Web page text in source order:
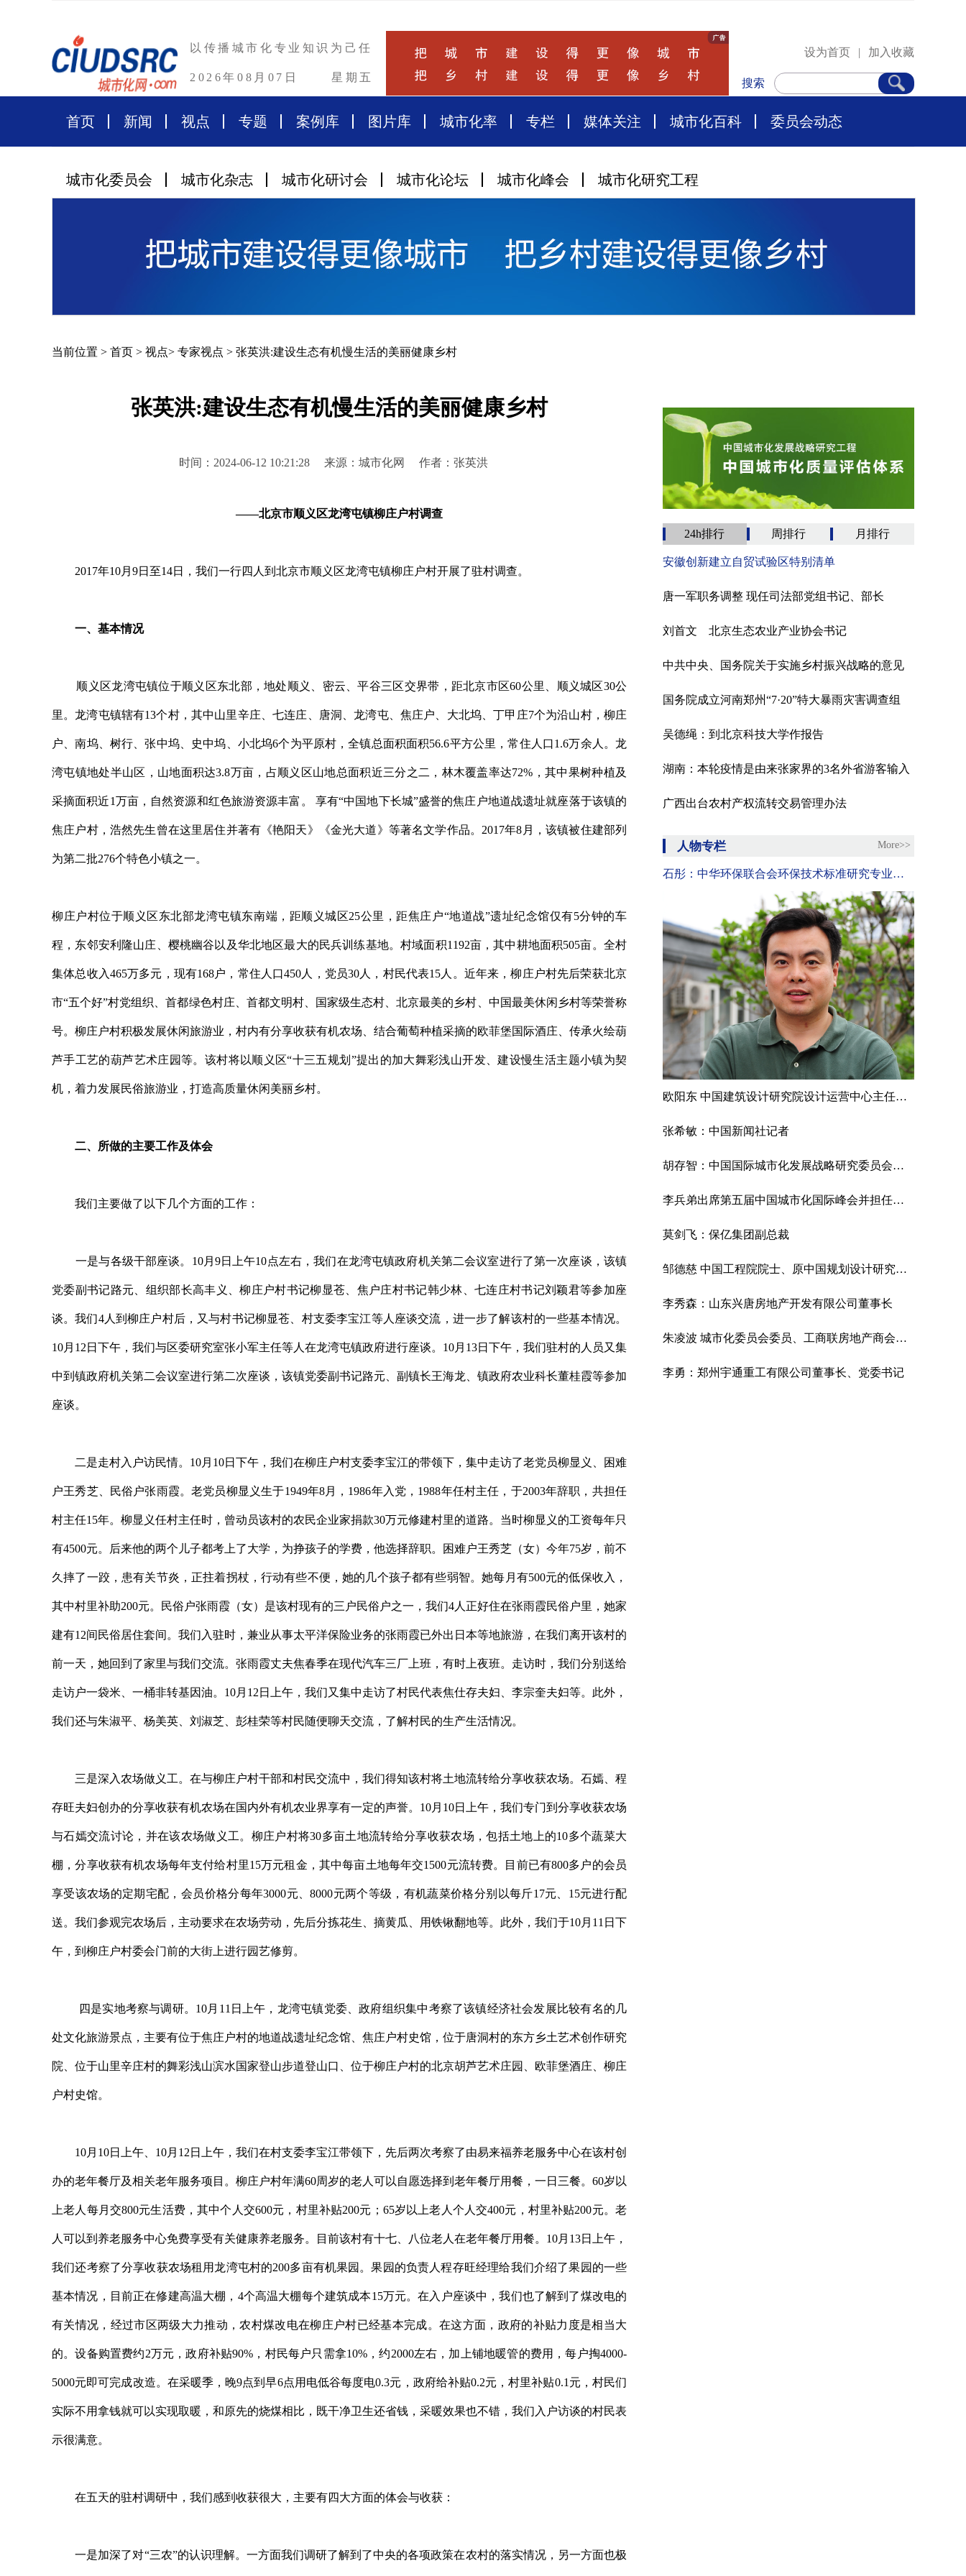
以传播城市化专业知识为己任
2026年08月07日 星期五
设为首页 | 加入收藏
搜索
首页 新闻 视点 专题 案例库 图片库 城市化率 专栏 媒体关注 城市化百科 委员会动态
城市化委员会 城市化杂志 城市化研讨会 城市化论坛 城市化峰会 城市化研究工程
当前位置 > 首页 > 视点> 专家视点 > 张英洪:建设生态有机慢生活的美丽健康乡村
张英洪:建设生态有机慢生活的美丽健康乡村
时间：2024-06-12 10:21:28 来源：城市化网 作者：张英洪
——北京市顺义区龙湾屯镇柳庄户村调查
2017年10月9日至14日，我们一行四人到北京市顺义区龙湾屯镇柳庄户村开展了驻村调查。
一、基本情况
顺义区龙湾屯镇位于顺义区东北部，地处顺义、密云、平谷三区交界带，距北京市区60公里、顺义城区30公
里。龙湾屯镇辖有13个村，其中山里辛庄、七连庄、唐洞、龙湾屯、焦庄户、大北坞、丁甲庄7个为沿山村，柳庄
户、南坞、树行、张中坞、史中坞、小北坞6个为平原村，全镇总面积面积56.6平方公里，常住人口1.6万余人。龙
湾屯镇地处半山区，山地面积达3.8万亩，占顺义区山地总面积近三分之二，林木覆盖率达72%，其中果树种植及
采摘面积近1万亩，自然资源和红色旅游资源丰富。 享有“中国地下长城”盛誉的焦庄户地道战遗址就座落于该镇的
焦庄户村，浩然先生曾在这里居住并著有《艳阳天》《金光大道》等著名文学作品。2017年8月，该镇被住建部列
为第二批276个特色小镇之一。
柳庄户村位于顺义区东北部龙湾屯镇东南端，距顺义城区25公里，距焦庄户“地道战”遗址纪念馆仅有5分钟的车
程，东邻安利隆山庄、樱桃幽谷以及华北地区最大的民兵训练基地。村域面积1192亩，其中耕地面积505亩。全村
集体总收入465万多元，现有168户，常住人口450人，党员30人，村民代表15人。近年来，柳庄户村先后荣获北京
市“五个好”村党组织、首都绿色村庄、首都文明村、国家级生态村、北京最美的乡村、中国最美休闲乡村等荣誉称
号。柳庄户村积极发展休闲旅游业，村内有分享收获有机农场、结合葡萄种植采摘的欧菲堡国际酒庄、传承火绘葫
芦手工艺的葫芦艺术庄园等。该村将以顺义区“十三五规划”提出的加大舞彩浅山开发、建设慢生活主题小镇为契
机，着力发展民俗旅游业，打造高质量休闲美丽乡村。
二、所做的主要工作及体会
我们主要做了以下几个方面的工作：
一是与各级干部座谈。10月9日上午10点左右，我们在龙湾屯镇政府机关第二会议室进行了第一次座谈，该镇
党委副书记路元、组织部长高丰义、柳庄户村书记柳显苍、焦户庄村书记韩少林、七连庄村书记刘颖君等参加座
谈。我们4人到柳庄户村后，又与村书记柳显苍、村支委李宝江等人座谈交流，进一步了解该村的一些基本情况。
10月12日下午，我们与区委研究室张小军主任等人在龙湾屯镇政府进行座谈。10月13日下午，我们驻村的人员又集
中到镇政府机关第二会议室进行第二次座谈，该镇党委副书记路元、副镇长王海龙、镇政府农业科长董桂霞等参加
座谈。
二是走村入户访民情。10月10日下午，我们在柳庄户村支委李宝江的带领下，集中走访了老党员柳显义、困难
户王秀芝、民俗户张雨霞。老党员柳显义生于1949年8月，1986年入党，1988年任村主任，于2003年辞职，共担任
村主任15年。柳显义任村主任时，曾动员该村的农民企业家捐款30万元修建村里的道路。当时柳显义的工资每年只
有4500元。后来他的两个儿子都考上了大学，为挣孩子的学费，他选择辞职。困难户王秀芝（女）今年75岁，前不
久摔了一跤，患有关节炎，正拄着拐杖，行动有些不便，她的几个孩子都有些弱智。她每月有500元的低保收入，
其中村里补助200元。民俗户张雨霞（女）是该村现有的三户民俗户之一，我们4人正好住在张雨霞民俗户里，她家
建有12间民俗居住套间。我们入驻时，兼业从事太平洋保险业务的张雨霞已外出日本等地旅游，在我们离开该村的
前一天，她回到了家里与我们交流。张雨霞丈夫焦春季在现代汽车三厂上班，有时上夜班。走访时，我们分别送给
走访户一袋米、一桶非转基因油。10月12日上午，我们又集中走访了村民代表焦仕存夫妇、李宗奎夫妇等。此外，
我们还与朱淑平、杨美英、刘淑芝、彭桂荣等村民随便聊天交流，了解村民的生产生活情况。
三是深入农场做义工。在与柳庄户村干部和村民交流中，我们得知该村将土地流转给分享收获农场。石嫣、程
存旺夫妇创办的分享收获有机农场在国内外有机农业界享有一定的声誉。10月10日上午，我们专门到分享收获农场
与石嫣交流讨论，并在该农场做义工。柳庄户村将30多亩土地流转给分享收获农场，包括土地上的10多个蔬菜大
棚，分享收获有机农场每年支付给村里15万元租金，其中每亩土地每年交1500元流转费。目前已有800多户的会员
享受该农场的定期宅配，会员价格分每年3000元、8000元两个等级，有机蔬菜价格分别以每斤17元、15元进行配
送。我们参观完农场后，主动要求在农场劳动，先后分拣花生、摘黄瓜、用铁锹翻地等。此外，我们于10月11日下
午，到柳庄户村委会门前的大街上进行园艺修剪。
四是实地考察与调研。10月11日上午，龙湾屯镇党委、政府组织集中考察了该镇经济社会发展比较有名的几
处文化旅游景点，主要有位于焦庄户村的地道战遗址纪念馆、焦庄户村史馆，位于唐洞村的东方乡土艺术创作研究
院、位于山里辛庄村的舞彩浅山滨水国家登山步道登山口、位于柳庄户村的北京胡芦艺术庄园、欧菲堡酒庄、柳庄
户村史馆。
10月10日上午、10月12日上午，我们在村支委李宝江带领下，先后两次考察了由易来福养老服务中心在该村创
办的老年餐厅及相关老年服务项目。柳庄户村年满60周岁的老人可以自愿选择到老年餐厅用餐，一日三餐。60岁以
上老人每月交800元生活费，其中个人交600元，村里补贴200元；65岁以上老人个人交400元，村里补贴200元。老
人可以到养老服务中心免费享受有关健康养老服务。目前该村有十七、八位老人在老年餐厅用餐。10月13日上午，
我们还考察了分享收获农场租用龙湾屯村的200多亩有机果园。果园的负责人程存旺经理给我们介绍了果园的一些
基本情况，目前正在修建高温大棚，4个高温大棚每个建筑成本15万元。在入户座谈中，我们也了解到了煤改电的
有关情况，经过市区两级大力推动，农村煤改电在柳庄户村已经基本完成。在这方面，政府的补贴力度是相当大
的。设备购置费约2万元，政府补贴90%，村民每户只需拿10%，约2000左右，加上铺地暖管的费用，每户掏4000-
5000元即可完成改造。在采暖季，晚9点到早6点用电低谷每度电0.3元，政府给补贴0.2元，村里补贴0.1元，村民们
实际不用拿钱就可以实现取暖，和原先的烧煤相比，既干净卫生还省钱，采暖效果也不错，我们入户访谈的村民表
示很满意。
在五天的驻村调研中，我们感到收获很大，主要有四大方面的体会与收获：
一是加深了对“三农”的认识理解。一方面我们调研了解到了中央的各项政策在农村的落实情况，另一方面也极
24h排行 周排行 月排行
安徽创新建立自贸试验区特别清单
唐一军职务调整 现任司法部党组书记、部长
刘首文 北京生态农业产业协会书记
中共中央、国务院关于实施乡村振兴战略的意见
国务院成立河南郑州“7·20”特大暴雨灾害调查组
吴德绳：到北京科技大学作报告
湖南：本轮疫情是由来张家界的3名外省游客输入
广西出台农村产权流转交易管理办法
人物专栏 More>>
石彤：中华环保联合会环保技术标准研究专业委员会副秘书长
欧阳东 中国建筑设计研究院设计运营中心主任、教授级高工
张希敏：中国新闻社记者
胡存智：中国国际城市化发展战略研究委员会副主任、自然资源部原副部长
李兵弟出席第五届中国城市化国际峰会并担任正大平谷蛋鸡项目案例点评专家
莫剑飞：保亿集团副总裁
邹德慈 中国工程院院士、原中国规划设计研究院院长
李秀森：山东兴唐房地产开发有限公司董事长
朱凌波 城市化委员会委员、工商联房地产商会商业不动产专业委员会主任兼秘书长
李勇：郑州宇通重工有限公司董事长、党委书记